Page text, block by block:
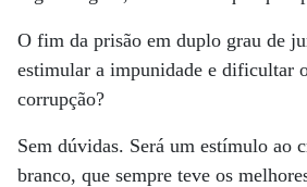
O fim da prisão em duplo grau de
estimular a impunidade e dificultar
corrupção?
Sem dúvidas. Será um estímulo ao
branco, que sempre teve os